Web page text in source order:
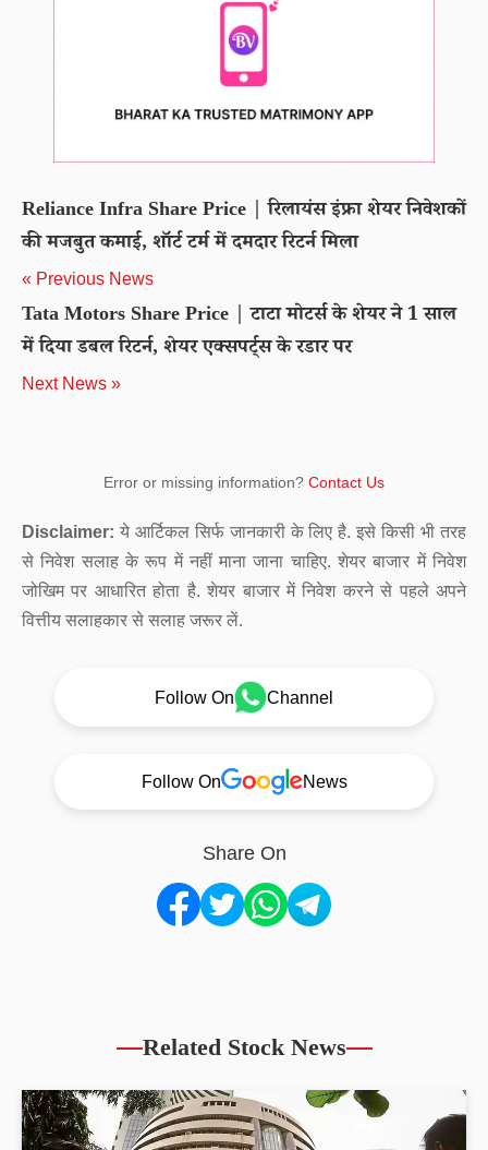
Reliance Infra Share Price | रिलायंस इंफ्रा शेयर निवेशकों
की मजबुत कमाई, शॉर्ट टर्म में दमदार रिटर्न मिला
« Previous News
Tata Motors Share Price | टाटा मोटर्स के शेयर ने 1 साल
में दिया डबल रिटर्न, शेयर एक्सपर्ट्स के रडार पर
Next News »
Error or missing information? Contact Us
Disclaimer: ये आर्टिकल सिर्फ जानकारी के लिए है. इसे किसी भी तरह
से निवेश सलाह के रूप में नहीं माना जाना चाहिए. शेयर बाजार में निवेश
जोखिम पर आधारित होता है. शेयर बाजार में निवेश करने से पहले अपने
वित्तीय सलाहकार से सलाह जरूर लें.
Follow On Channel
Follow On News
Share On
Related Stock News